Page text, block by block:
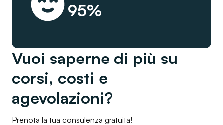
95%
Vuoi saperne di più su
corsi, costi e
agevolazioni?
Prenota la tua consulenza gratuita!